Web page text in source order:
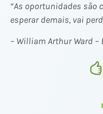
“As oportunidades são
esperar demais, vai
– William Arthur Ward